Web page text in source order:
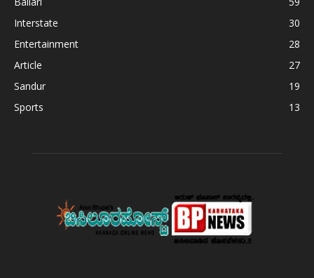
Interstate
30
Entertainment
28
Article
27
Sandur
19
Sports
13